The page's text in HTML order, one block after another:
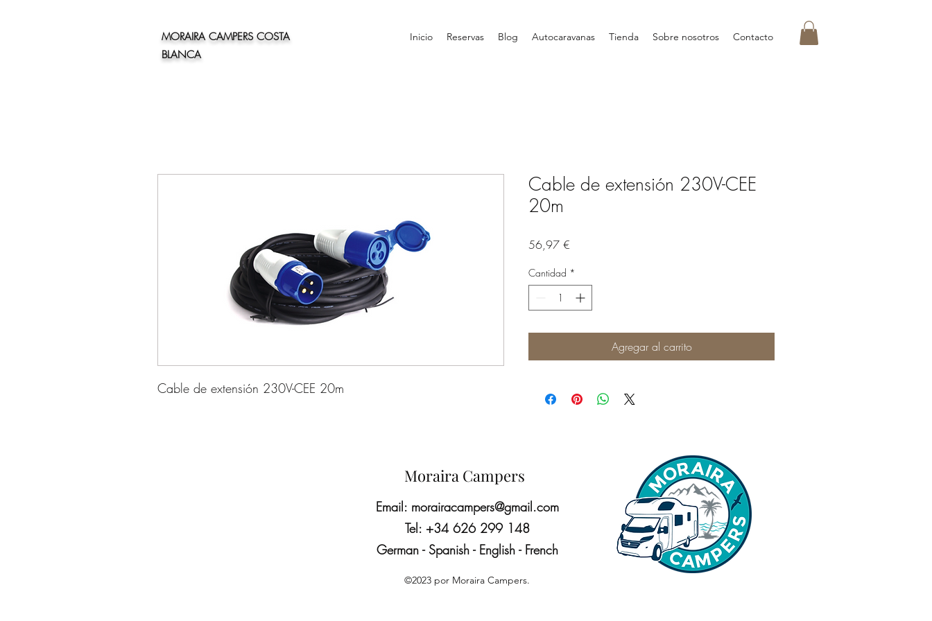
MORAIRA CAMPERS COSTA
BLANCA
Inicio Reservas Blog Autocaravanas Tienda Sobre nosotros Contacto
Cable de extensión 230V-CEE 20m
Cable de extensión 230V-CEE
20m
56,97 €
Cantidad *
Agregar al carrito
Moraira Campers
Email: morairacampers@gmail.com
Tel: +34 626 299 148
German - Spanish - English - French
©2023 por Moraira Campers.